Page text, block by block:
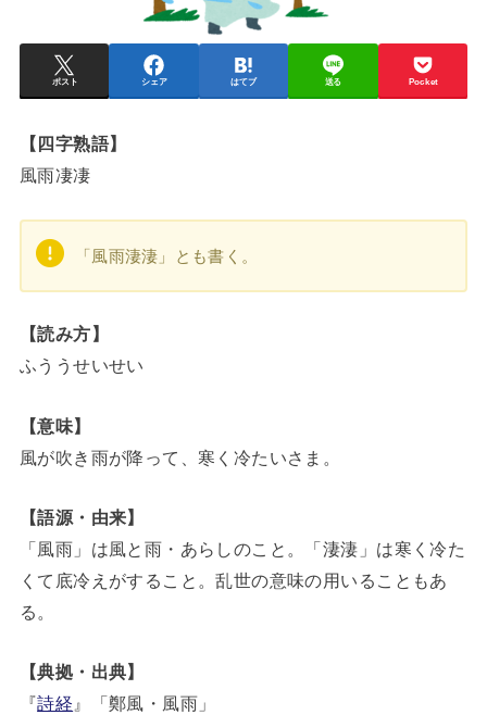
ポスト シェア はてブ 送る Pocket
【四字熟語】
風雨凄凄
「風雨淒淒」とも書く。
【読み方】
ふううせいせい
【意味】
風が吹き雨が降って、寒く冷たいさま。
【語源・由来】
「風雨」は風と雨・あらしのこと。「淒淒」は寒く冷た
くて底冷えがすること。乱世の意味の用いることもあ
る。
【典拠・出典】
『詩経 』「鄭風・風雨」